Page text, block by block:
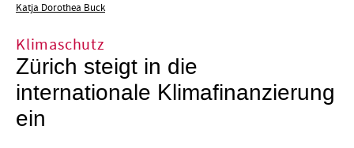
Katja Dorothea Buck
Klimaschutz
Zürich steigt in die
internationale Klimafinanzierung
ein